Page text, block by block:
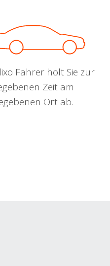
Fahrer holt Sie zur
Zeit am
Ort ab.